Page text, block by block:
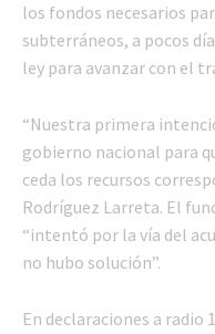
los fondos necesarios
subterráneos, a pocos
ley para avanzar con el
“Nuestra primera
gobierno nacional para
ceda los recursos
Rodríguez Larreta. El
“intentó por la vía del
no hubo solución”.
En declaraciones a radio